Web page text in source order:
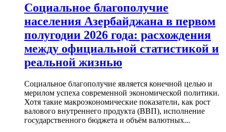
Социальное благополучие
населения Азербайджана в первом
полугодии 2026 года: расхождения
между официальной статистикой и
реальной жизнью
Социальное благополучие является конечной целью и
мерилом успеха современной экономической политики.
Хотя такие макроэкономические показатели, как рост
валового внутреннего продукта (ВВП), исполнение
государственного бюджета и объём валютных...